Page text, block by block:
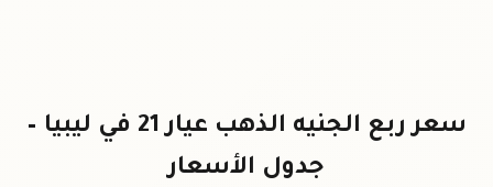
سعر ربع الجنيه الذهب عيار 21 في ليبيا –
جدول الأسعار